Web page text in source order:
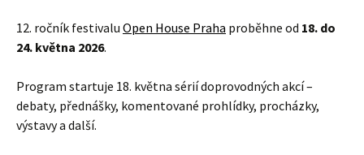
12. ročník festivalu Open House Praha proběhne od 18. do
24. května 2026.
Program startuje 18. května sérií doprovodných akcí –
debaty, přednášky, komentované prohlídky, procházky,
výstavy a další.